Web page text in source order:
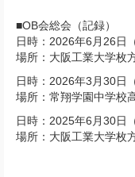
■OB会総会（記録）
日時：2026年6月26日
場所：大阪工業大学枚
日時：2026年3月30日
場所：常翔学園中学校
日時：2025年6月30日
場所：大阪工業大学枚